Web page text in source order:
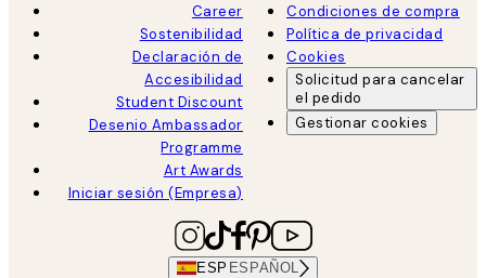
Career
Sostenibilidad
Declaración de
Accesibilidad
Student Discount
Desenio Ambassador
Programme
Art Awards
Iniciar sesión (Empresa)
Condiciones de compra
Política de privacidad
Cookies
Solicitud para cancelar
el pedido
Gestionar cookies
ESP ESPAÑOL